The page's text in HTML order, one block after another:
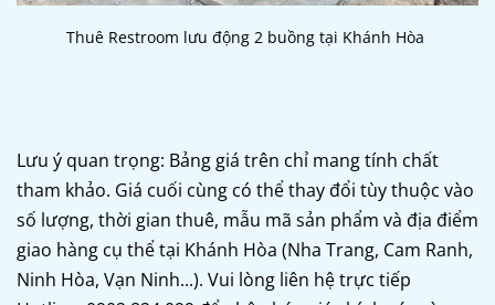
Thuê Restroom lưu động 2 buồng tại Khánh Hòa
Lưu ý quan trọng: Bảng giá trên chỉ mang tính chất
tham khảo. Giá cuối cùng có thể thay đổi tùy thuộc vào
số lượng, thời gian thuê, mẫu mã sản phẩm và địa điểm
giao hàng cụ thể tại Khánh Hòa (Nha Trang, Cam Ranh,
Ninh Hòa, Vạn Ninh...). Vui lòng liên hệ trực tiếp